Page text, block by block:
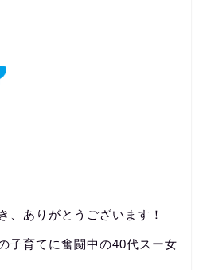
、ありがとうございます！
子育てに奮闘中の40代スー女